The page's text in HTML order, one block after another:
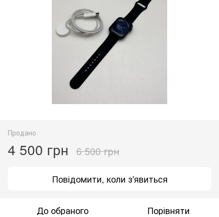
Продано
4 500 грн 6 500 грн
Повідомити, коли з'явиться
До обраного Порівняти